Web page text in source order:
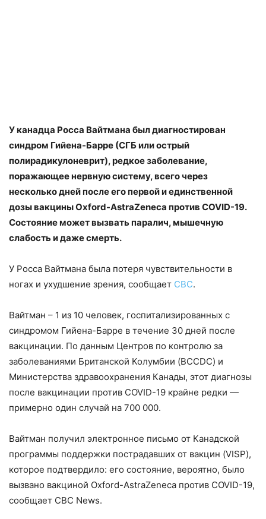
У канадца Росса Вайтмана был диагностирован
синдром Гийена-Барре (СГБ или острый
полирадикулоневрит), редкое заболевание,
поражающее нервную систему, всего через
несколько дней после его первой и единственной
дозы вакцины Oxford-AstraZeneca против COVID-19.
Состояние может вызвать паралич, мышечную
слабость и даже смерть.
У Росса Вайтмана была потеря чувствительности в
ногах и ухудшение зрения, сообщает CBC.
Вайтман – 1 из 10 человек, госпитализированных с
синдромом Гийена-Барре в течение 30 дней после
вакцинации. По данным Центров по контролю за
заболеваниями Британской Колумбии (BCCDC) и
Министерства здравоохранения Канады, этот диагнозы
после вакцинации против COVID-19 крайне редки —
примерно один случай на 700 000.
Вайтман получил электронное письмо от Канадской
программы поддержки пострадавших от вакцин (VISP),
которое подтвердило: его состояние, вероятно, было
вызвано вакциной Oxford-AstraZeneca против COVID-19,
сообщает CBC News.